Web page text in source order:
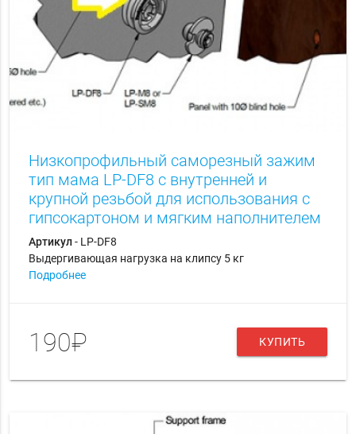
Низкопрофильный саморезный зажим
тип мама LP-DF8 с внутренней и
крупной резьбой для использования с
гипсокартоном и мягким наполнителем
Артикул- LP-DF8
Выдергивающая нагрузка на клипсу 5 кг
Подробнее
190₽ КУПИТЬ